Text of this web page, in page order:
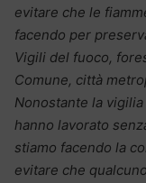
evitare che le
facendo per
Vigili del fuoco,
Comune, città
Nonostante la
hanno lavorato
stiamo facendo la
evitare che